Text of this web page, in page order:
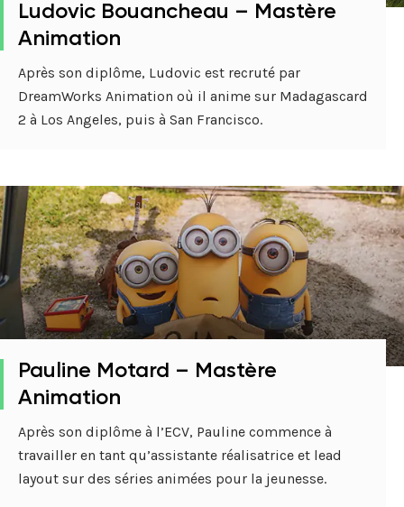
Ludovic Bouancheau – Mastère
Animation
Après son diplôme, Ludovic est recruté par
DreamWorks Animation où il anime sur Madagascard
2 à Los Angeles, puis à San Francisco.
Pauline Motard – Mastère
Animation
Après son diplôme à l’ECV, Pauline commence à
travailler en tant qu’assistante réalisatrice et lead
layout sur des séries animées pour la jeunesse.